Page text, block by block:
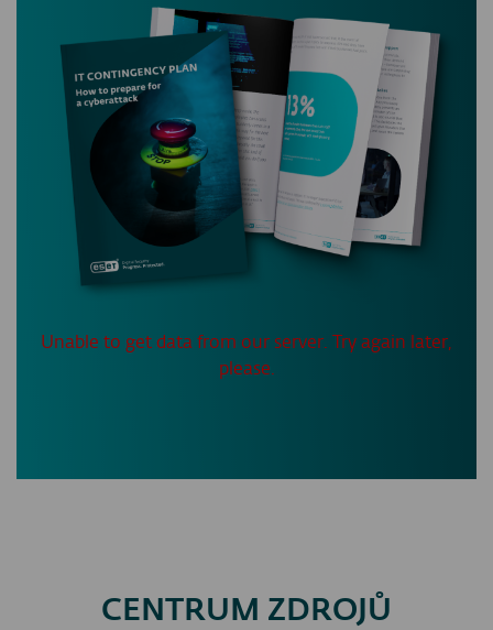
Unable to get data from our server. Try again later,
please.
CENTRUM ZDROJŮ